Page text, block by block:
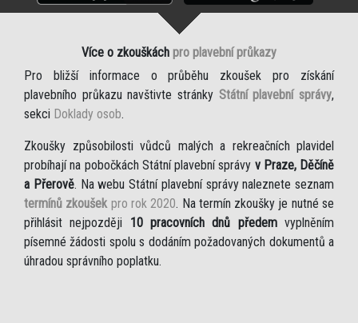
Více o zkouškách pro plavební průkazy
Pro bližší informace o průběhu zkoušek pro získání
plavebního průkazu navštivte stránky Státní plavební správy,
sekci Doklady osob.
Zkoušky způsobilosti vůdců malých a rekreačních plavidel
probíhají na pobočkách Státní plavební správy v Praze, Děčíně
a Přerově. Na webu Státní plavební správy naleznete seznam
termínů zkoušek pro rok 2020. Na termín zkoušky je nutné se
přihlásit nejpozději 10 pracovních dnů předemvyplněním
písemné žádosti spolu s dodáním požadovaných dokumentů a
úhradou správního poplatku.